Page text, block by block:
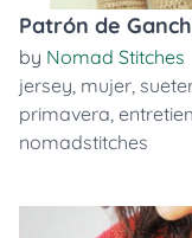
Patrón de
by Nomad Stitches
jersey, mujer,
primavera,
nomadstitches